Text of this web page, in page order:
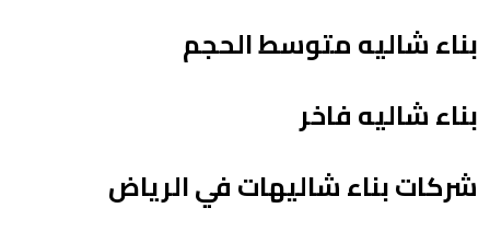
بناء شاليه متوسط الحجم
بناء شاليه فاخر
شركات بناء شاليهات في الرياض